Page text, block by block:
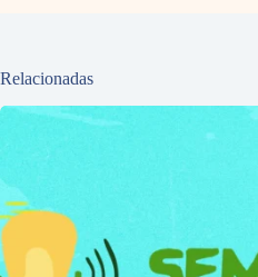
Relacionadas